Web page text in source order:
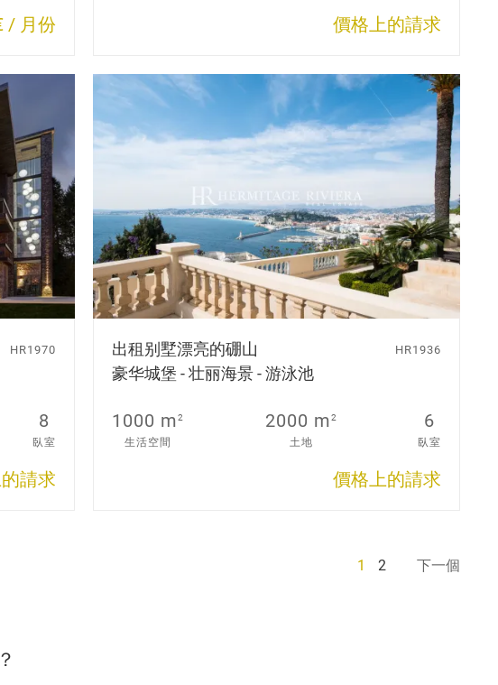
/ 月份 價格上的請求
HR1970
8
臥室
請求
出租别墅漂亮的硼山
豪华城堡 - 壮丽海景 - 游泳池
HR1936
1000 m2
生活空間
2000 m2
土地
6
臥室
價格上的請求
1 2 下一個